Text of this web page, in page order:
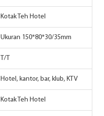
Kotak Teh Hotel
Ukuran 150*80*30/35mm
T/T
Hotel, kantor, bar, klub, KTV
Kotak Teh Hotel